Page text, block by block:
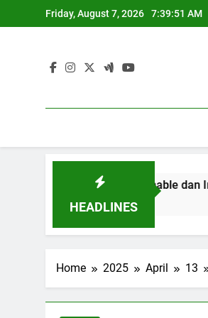
to
Friday, August 7, 2026 7:39:52 AM
HEADLINES
Sustainable dan Inovatif
Home 2025 April 13